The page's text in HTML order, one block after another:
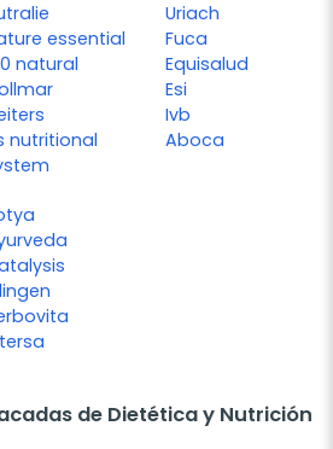
essential
natural
nutritional
Uriach
Fuca
Equisalud
Esi
Ivb
Aboca
de Dietética y Nutrición